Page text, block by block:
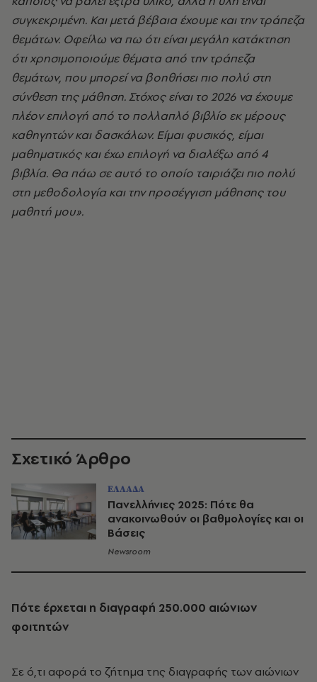
συγκεκριμένη. Και μετά βέβαια έχουμε και την τράπεζα
θεμάτων. Οφείλω να πω ότι είναι μεγάλη κατάκτηση
ότι χρησιμοποιούμε θέματα από την τράπεζα
θεμάτων, που μπορεί να βοηθήσει πιο πολύ στη
σύνθεση της μάθηση. Στόχος είναι το 2026 να έχουμε
πλέον επιλογή από το πολλαπλό βιβλίο εκ μέρους
καθηγητών και δασκάλων. Είμαι φυσικός, είμαι
μαθηματικός και έχω επιλογή να διαλέξω από 4
βιβλία. Θα πάω σε αυτό το οποίο ταιριάζει πιο πολύ
στη μεθοδολογία και την προσέγγιση μάθησης του
μαθητή μου».
Σχετικό Άρθρο
ΕΛΛΑΔΑ
Πανελλήνιες 2025: Πότε θα
ανακοινωθούν οι βαθμολογίες και οι
Βάσεις
Newsroom
Πότε έρχεται η διαγραφή 250.000 αιώνιων
φοιτητών
Σε ό,τι αφορά το ζήτημα της διαγραφής των αιώνιων